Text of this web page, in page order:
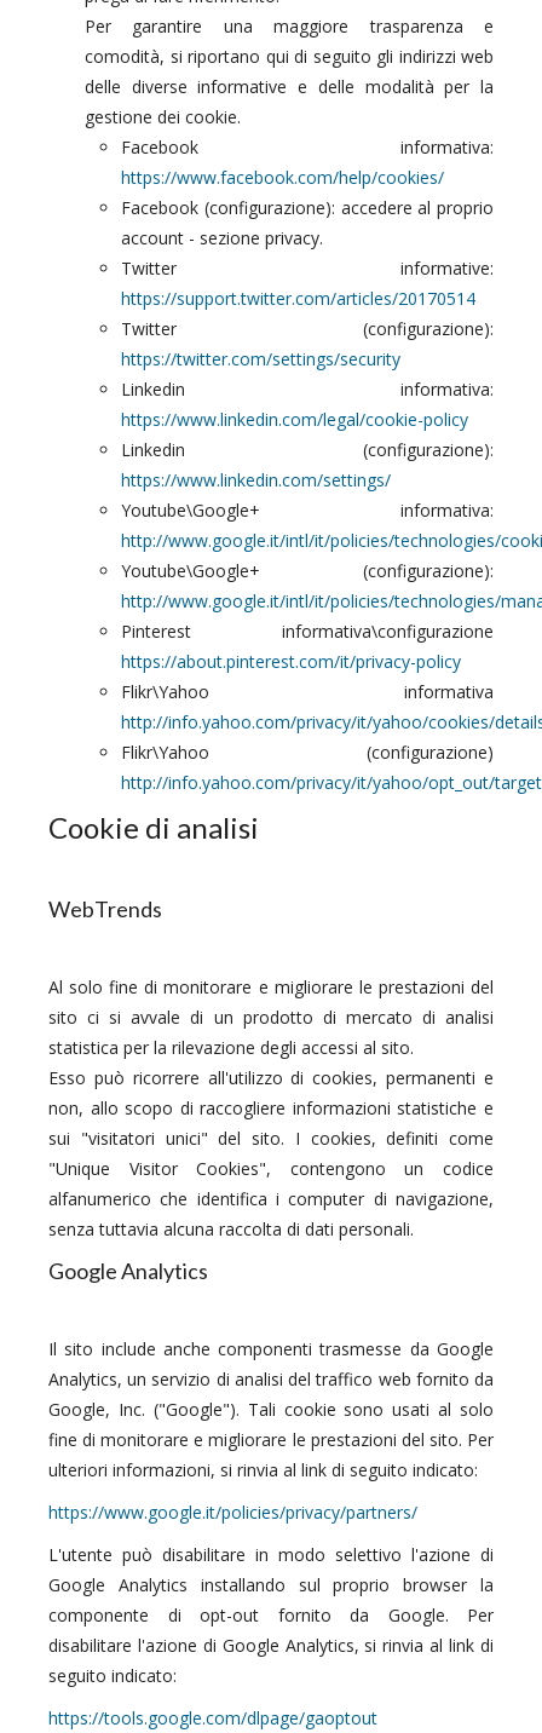
Per garantire una maggiore trasparenza e
comodità, si riportano qui di seguito gli indirizzi web
delle diverse informative e delle modalità per la
gestione dei cookie.
Facebook informativa:
https://www.facebook.com/help/cookies/
Facebook (configurazione): accedere al proprio
account - sezione privacy.
Twitter informative:
https://support.twitter.com/articles/20170514
Twitter (configurazione):
https://twitter.com/settings/security
Linkedin informativa:
https://www.linkedin.com/legal/cookie-policy
Linkedin (configurazione):
https://www.linkedin.com/settings/
Youtube\Google+ informativa:
http://www.google.it/intl/it/policies/technologies/
Youtube\Google+ (configurazione):
http://www.google.it/intl/it/policies/technologies/
Pinterest informativa\configurazione
https://about.pinterest.com/it/privacy-policy
Flikr\Yahoo informativa
http://info.yahoo.com/privacy/it/yahoo/cookies/
Flikr\Yahoo (configurazione)
http://info.yahoo.com/privacy/it/yahoo/opt_out/
Cookie di analisi
WebTrends
Al solo fine di monitorare e migliorare le prestazioni del
sito ci si avvale di un prodotto di mercato di analisi
statistica per la rilevazione degli accessi al sito.
Esso può ricorrere all'utilizzo di cookies, permanenti e
non, allo scopo di raccogliere informazioni statistiche e
sui "visitatori unici" del sito. I cookies, definiti come
"Unique Visitor Cookies", contengono un codice
alfanumerico che identifica i computer di navigazione,
senza tuttavia alcuna raccolta di dati personali.
Google Analytics
Il sito include anche componenti trasmesse da Google
Analytics, un servizio di analisi del traffico web fornito da
Google, Inc. ("Google"). Tali cookie sono usati al solo
fine di monitorare e migliorare le prestazioni del sito. Per
ulteriori informazioni, si rinvia al link di seguito indicato:
https://www.google.it/policies/privacy/partners/
L'utente può disabilitare in modo selettivo l'azione di
Google Analytics installando sul proprio browser la
componente di opt-out fornito da Google. Per
disabilitare l'azione di Google Analytics, si rinvia al link di
seguito indicato:
https://tools.google.com/dlpage/gaoptout